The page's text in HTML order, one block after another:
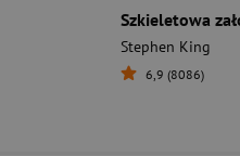
Szkieletowa
Stephen King
6,9 (8086)